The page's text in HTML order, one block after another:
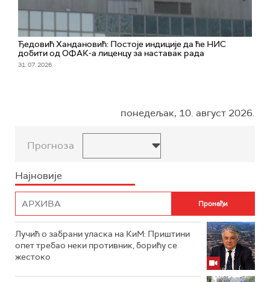
Ђедовић Хандановић: Постоје индиције да ће НИС
добити од ОФАК-а лиценцу за наставак рада
31. 07. 2026.
понедељак, 10. август 2026.
Прогноза
Најновије
Лучић о забрани уласка на КиМ: Приштини
опет требао неки противник, борићу се
жестоко